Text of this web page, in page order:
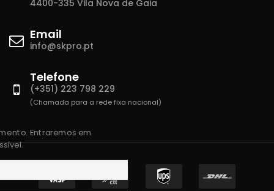
4400-335 Vila Nova de Gaia
Email
info@skpro.pt
Telefone
(+351) 223 798 229
(Chamada para a rede fixa nacional)
Entraremos em